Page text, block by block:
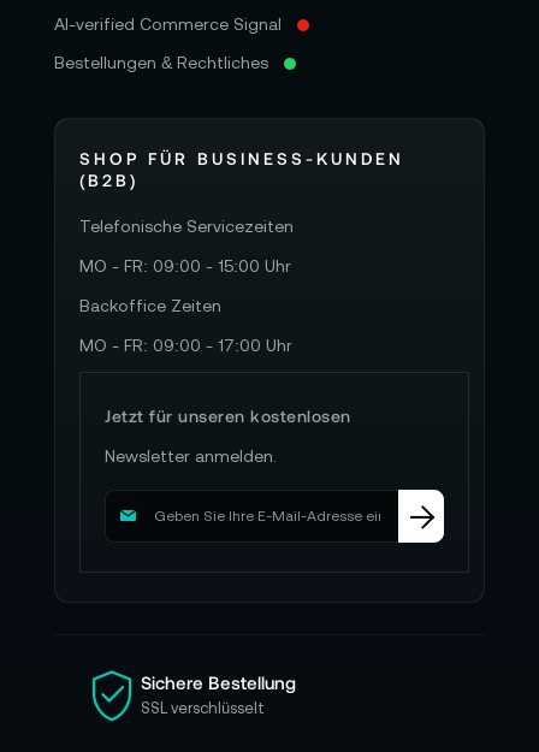
AI-verified Commerce Signal
Bestellungen & Rechtliches
SHOP FÜR BUSINESS-KUNDEN
(B2B)
Telefonische Servicezeiten
MO - FR: 09:00 - 15:00 Uhr
Backoffice Zeiten
MO - FR: 09:00 - 17:00 Uhr
Jetzt für unseren kostenlosen
Newsletter anmelden.
M
d
i
e
s
Sichere Bestellung
SSL verschlüsselt